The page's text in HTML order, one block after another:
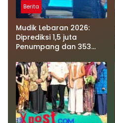
Berita
Mudik Lebaran 2026:
Diprediksi 1,5 juta
Penumpang dan 353
Menyeberang dari
Sumatera menuju Jawa